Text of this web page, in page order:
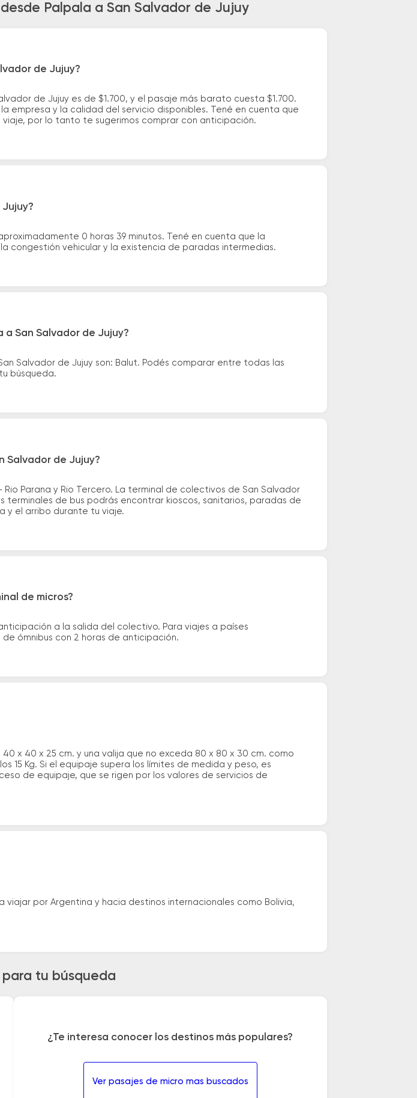
Palpala a San Salvador de Jujuy
de Jujuy?
de Jujuy es de $1.700, y el pasaje más barato cuesta $1.700.
empresa y la calidad del servicio disponibles. Tené en cuenta que
por lo tanto te sugerimos comprar con anticipación.
0 horas 39 minutos. Tené en cuenta que la
congestión vehicular y la existencia de paradas intermedias.
a San Salvador de Jujuy?
Salvador de Jujuy son: Balut. Podés comparar entre todas las
búsqueda.
Salvador de Jujuy?
Parana y Rio Tercero. La terminal de colectivos de San Salvador
terminales de bus podrás encontrar kioscos, sanitarios, paradas de
y el arribo durante tu viaje.
de micros?
a la salida del colectivo. Para viajes a países
ómnibus con 2 horas de anticipación.
x 40 x 25 cm. y una valija que no exceda 80 x 80 x 30 cm. como
15 Kg. Si el equipaje supera los límites de medida y peso, es
de equipaje, que se rigen por los valores de servicios de
por Argentina y hacia destinos internacionales como Bolivia,
para tu búsqueda
¿Te interesa conocer los destinos más populares?
Ver pasajes de micro mas buscados